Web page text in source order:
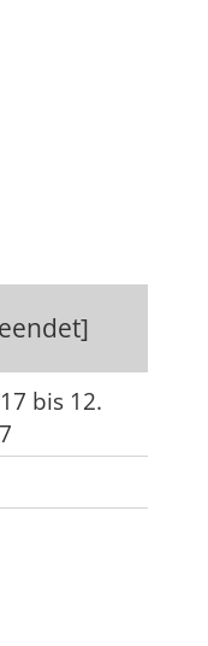
bis 12.